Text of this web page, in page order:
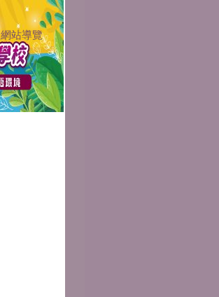
網站導覽